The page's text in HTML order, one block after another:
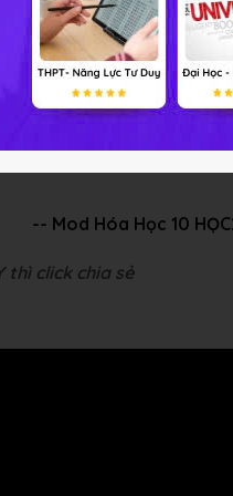
-- Mod Hóa Học 10
thì click chia sẻ